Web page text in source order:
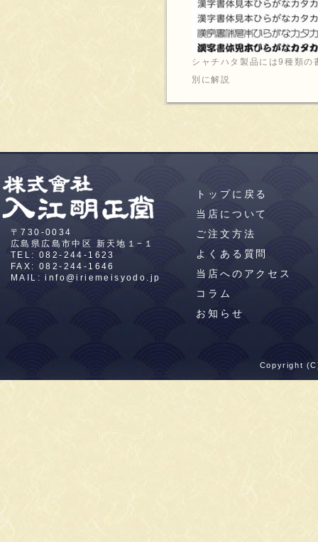
シャチハタ製品には9種類の
別に解説
〒730-0034
広島県広島市中区 新天地１−１
TEL: 082-244-1623
FAX: 082-244-1646
MAIL:info@iriemeisyodo.jp
トップに戻る
当店について
ご注文方法
よくある質問
当店へのアクセス
コラム
お知らせ
Copyright